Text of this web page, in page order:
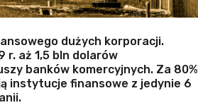
dużych korporacji.
r. aż 1,5 bln dolarów
banków komercyjnych. Za 80%
instytucje finansowe z jedynie 6